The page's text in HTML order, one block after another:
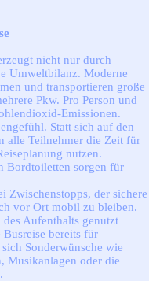
nicht nur durch
Umweltbilanz. Moderne
und transportieren große
Pkw. Pro Person und
Emissionen.
Statt sich auf den
alle Teilnehmer die Zeit für
nutzen.
Bordtoiletten sorgen für
Zwischenstopps, der sichere
vor Ort mobil zu bleiben.
Aufenthalts genutzt
bereits für
Sonderwünsche wie
Musikanlagen oder die